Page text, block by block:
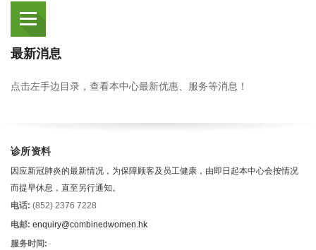
最新消息
点击左手边目录，查看本中心最新优惠、服务等消息！
诊所资料
因应新冠肺炎的最新情况，为保障顾客及员工健康，由即日起本中心会按情况
而提早休息，直至另行通知。
电话: (852) 2376 7228
电邮: enquiry@combinedwomen.hk
服务时间: